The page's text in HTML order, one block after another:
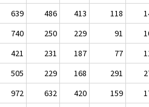
639 486 413 118
740 250 229 91
421 231 187 77
505 229 168 291
972 632 420 159